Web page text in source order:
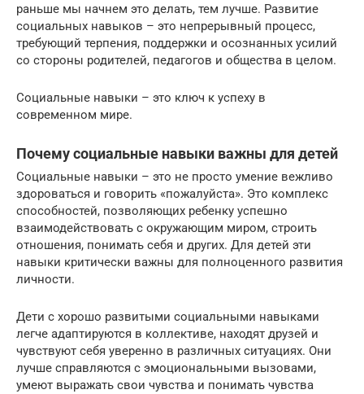
раньше мы начнем это делать, тем лучше. Развитие
социальных навыков – это непрерывный процесс,
требующий терпения, поддержки и осознанных усилий
со стороны родителей, педагогов и общества в целом.
Социальные навыки – это ключ к успеху в
современном мире.
Почему социальные навыки важны для детей
Социальные навыки – это не просто умение вежливо
здороваться и говорить «пожалуйста». Это комплекс
способностей, позволяющих ребенку успешно
взаимодействовать с окружающим миром, строить
отношения, понимать себя и других. Для детей эти
навыки критически важны для полноценного развития
личности.
Дети с хорошо развитыми социальными навыками
легче адаптируются в коллективе, находят друзей и
чувствуют себя уверенно в различных ситуациях. Они
лучше справляются с эмоциональными вызовами,
умеют выражать свои чувства и понимать чувства